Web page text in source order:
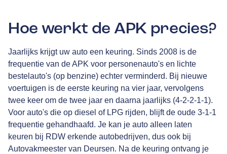
Hoe werkt de APK precies?
Jaarlijks krijgt uw auto een keuring. Sinds 2008 is de
frequentie van de APK voor personenauto's en lichte
bestelauto's (op benzine) echter verminderd. Bij nieuwe
voertuigen is de eerste keuring na vier jaar, vervolgens
twee keer om de twee jaar en daarna jaarlijks (4-2-2-1-1).
Voor auto's die op diesel of LPG rijden, blijft de oude 3-1-1
frequentie gehandhaafd. Je kan je auto alleen laten
keuren bij RDW erkende autobedrijven, dus ook bij
Autovakmeester van Deursen. Na de keuring ontvang je